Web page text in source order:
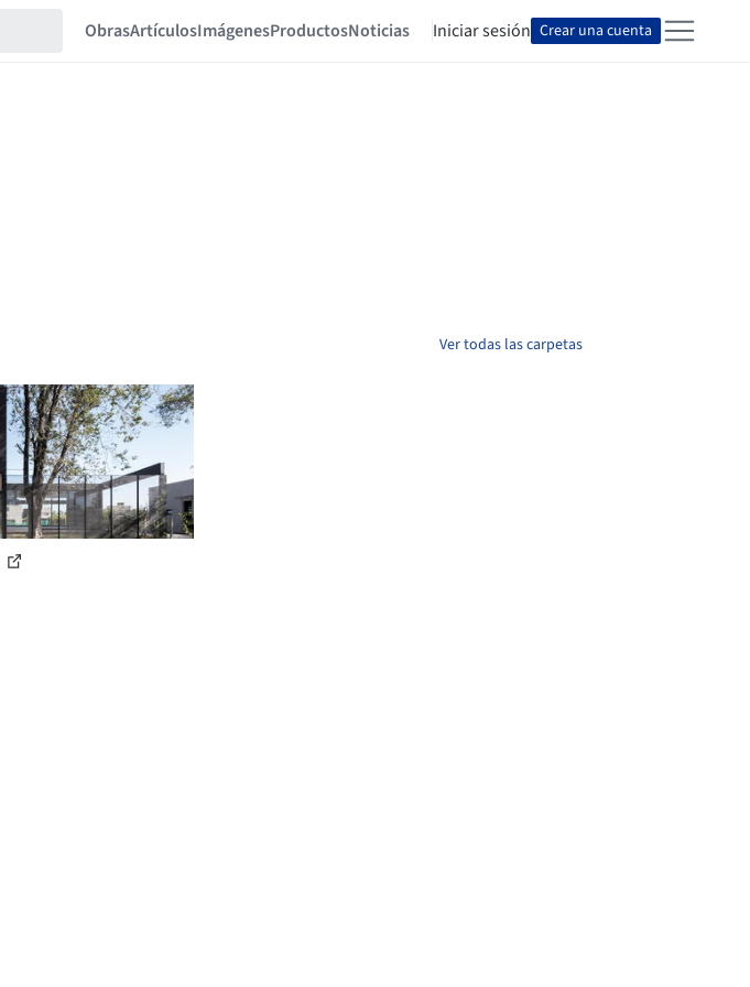
ObrasArtículosImágenesProductosNoticias Iniciar sesión Crear una cuenta
Ver todas las carpetas